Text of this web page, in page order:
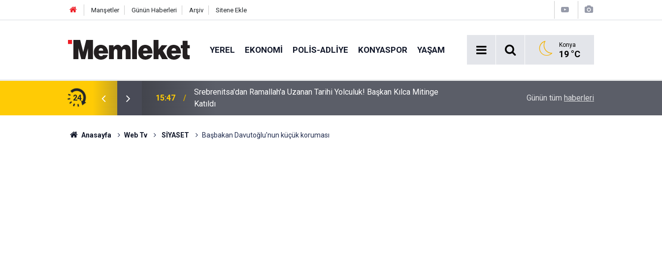
Manşetler Günün Haberleri Arşiv Sitene Ekle
YEREL EKONOMI POLİS-ADLİYE KONYASPOR YAŞAM Konya
19 °C
24
Çivisiz Yapılan Sanat Eseri Hayran Bıraktı 15:47
Srebrenitsa'dan Ramallah'a Uzanan Tarihi Yolculuk! Başkan Kılca Mitinge
Katıldı
Geri Sayım!
Günün tüm haberleri
Anasayfa Web Tv SİYASET Başbakan Davutoğlu'nun küçük koruması